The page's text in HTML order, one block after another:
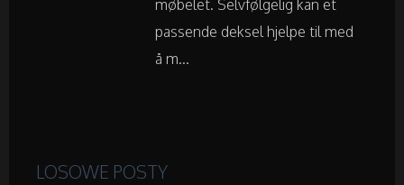
Wypoczynek
Wellness
Kosmetyki
møbelet. Selvfølgelig kan et
passende deksel hjelpe til med
å m...
LOSOWE POSTY